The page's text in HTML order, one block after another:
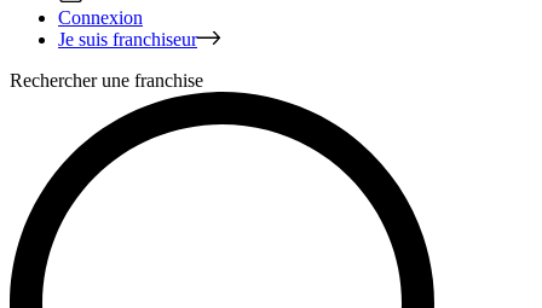
Connexion
Je suis franchiseur
Rechercher une franchise